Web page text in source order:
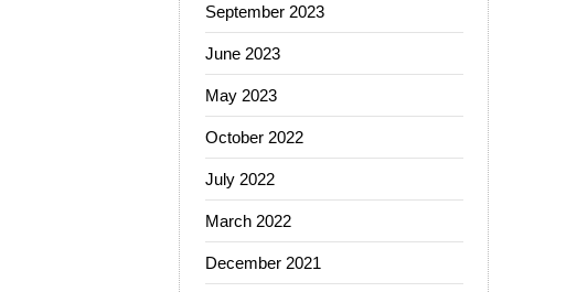
September 2023
June 2023
May 2023
October 2022
July 2022
March 2022
December 2021